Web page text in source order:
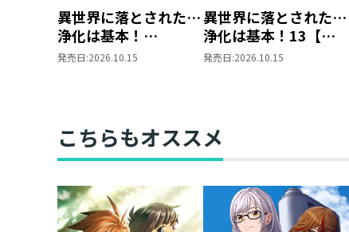
異世界に落とされた…
浄化は基本！
@COMIC 第7巻
発売日:2026.10.15
異世界に落とされた…
浄化は基本！13【ピ
ッコマ限定SS付き】
発売日:2026.10.15
こちらもオススメ